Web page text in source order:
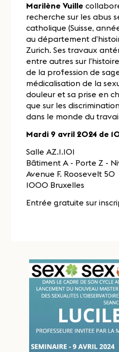
Marilène Vuille
recherche sur les abus
catholique (Suisse,
au département
Zurich. Ses travaux
entre autres sur
de la profession de
médicalisation de la
douleur et sa prise en
que sur les
dans le monde du
Mardi 9 avril 2024 de
Salle AZ.1.101
Bâtiment A - Porte Z -
Avenue F. Roosevelt 50
1000 Bruxelles
Entrée gratuite sur